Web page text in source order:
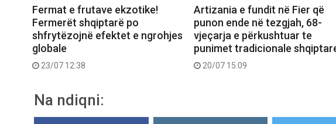
Fermat e frutave ekzotike!
Fermerët shqiptarë po
shfrytëzojnë efektet e ngrohjes
globale
23/07 12:38
Artizania e fundit në Fier që
punon ende në tezgjah, 68-
vjeçarja e përkushtuar te
punimet tradicionale
20/07 15:09
Na ndiqni: